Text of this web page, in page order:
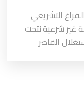
التشريعي
غير شرعية نتجت
القاصر